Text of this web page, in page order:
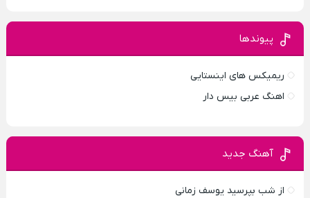
پیوندها
ریمیکس های اینستایی
اهنگ عربی بیس دار
آهنگ جدید
از شب بپرسید یوسف زمانی